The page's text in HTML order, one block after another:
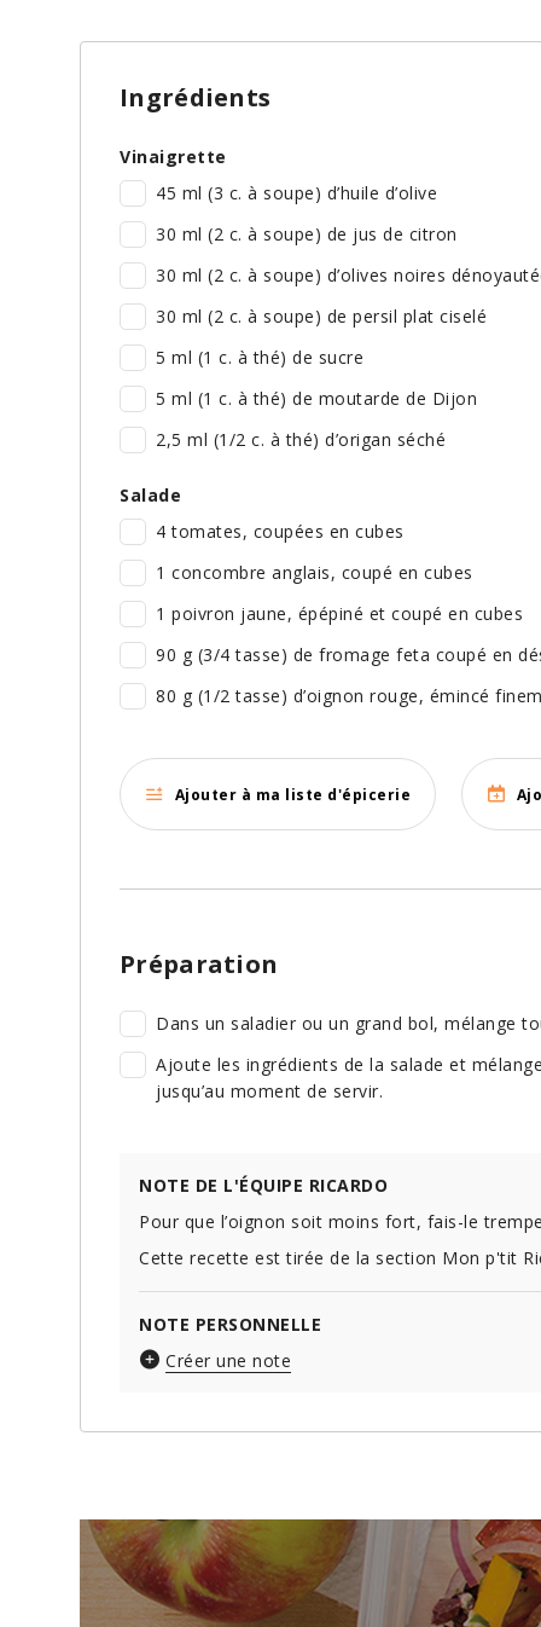
Ingrédients
Vinaigrette
45 ml (3 c. à soupe) d’huile d’olive
30 ml (2 c. à soupe) de jus de citron
30 ml (2 c. à soupe) d’olives noires
30 ml (2 c. à soupe) de persil plat ciselé
5 ml (1 c. à thé) de sucre
5 ml (1 c. à thé) de moutarde de Dijon
2,5 ml (1/2 c. à thé) d’origan séché
Salade
4 tomates, coupées en cubes
1 concombre anglais, coupé en cubes
1 poivron jaune, épépiné et coupé en cubes
90 g (3/4 tasse) de fromage feta coupé en
80 g (1/2 tasse) d’oignon rouge, émincé
Ajouter à ma liste d'épicerie
Préparation
Dans un saladier ou un grand bol, mélange
Ajoute les ingrédients de la salade et
jusqu’au moment de servir.
NOTE DE L'ÉQUIPE RICARDO
Pour que l’oignon soit moins fort, fais-le
Cette recette est tirée de la section Mon p'tit
NOTE PERSONNELLE
Créer une note